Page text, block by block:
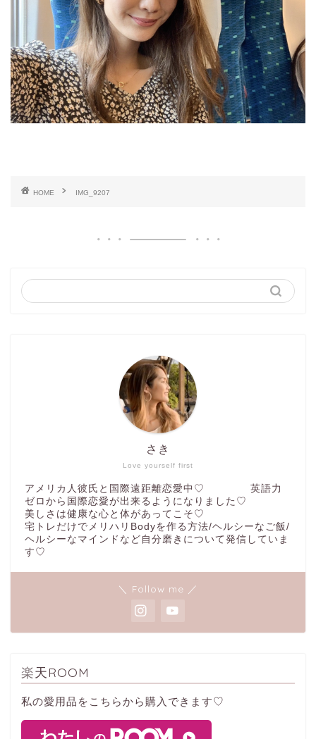
HOME IMG_9207
Love yourself first
さき
アメリカ人彼氏と国際遠距離恋愛中♡ 英語力
ゼロから国際恋愛が出来るようになりました♡
美しさは健康な心と体があってこそ♡
宅トレだけでメリハリBodyを作る方法/ヘルシーなご飯/
ヘルシーなマインドなど自分磨きについて発信していま
す♡
＼ Follow me ／
楽天ROOM
私の愛用品をこちらから購入できます♡